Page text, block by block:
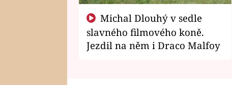
slavného filmového koně.
Jezdil na něm i Draco Malfoy